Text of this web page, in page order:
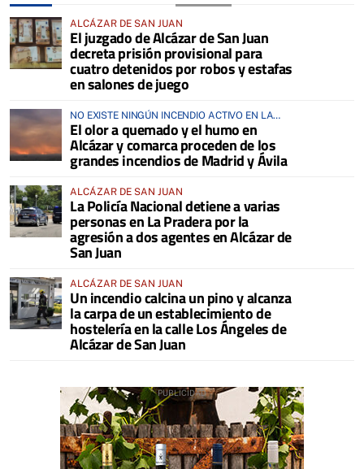
ALCÁZAR DE SAN JUAN
El juzgado de Alcázar de San Juan
decreta prisión provisional para
cuatro detenidos por robos y estafas
en salones de juego
NO EXISTE NINGÚN INCENDIO ACTIVO EN LA
COMARCA
El olor a quemado y el humo en
Alcázar y comarca proceden de los
grandes incendios de Madrid y Ávila
ALCÁZAR DE SAN JUAN
La Policía Nacional detiene a varias
personas en La Pradera por la
agresión a dos agentes en Alcázar de
San Juan
ALCÁZAR DE SAN JUAN
Un incendio calcina un pino y alcanza
la carpa de un establecimiento de
hostelería en la calle Los Ángeles de
Alcázar de San Juan